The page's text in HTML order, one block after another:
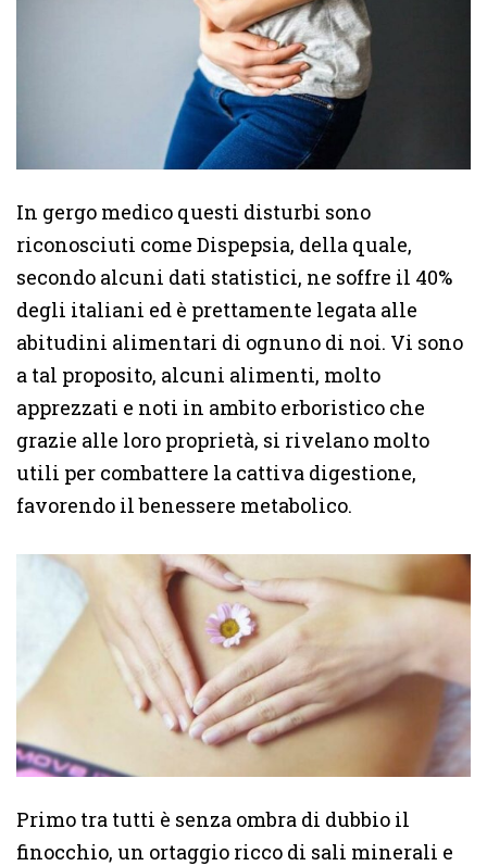
In gergo medico questi disturbi sono
riconosciuti come Dispepsia, della quale,
secondo alcuni dati statistici, ne soffre il 40%
degli italiani ed è prettamente legata alle
abitudini alimentari di ognuno di noi. Vi sono
a tal proposito, alcuni alimenti, molto
apprezzati e noti in ambito erboristico che
grazie alle loro proprietà, si rivelano molto
utili per combattere la cattiva digestione,
favorendo il benessere metabolico.
Primo tra tutti è senza ombra di dubbio il
finocchio, un ortaggio ricco di sali minerali e